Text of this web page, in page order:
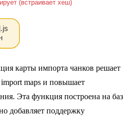
(встраивает хеш)
карты импорта чанков решает
maps и повышает
Эта функция построена на
добавляет поддержку